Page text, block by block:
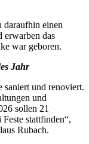
daraufhin einen
erwarben das
war geboren.
Jahr
saniert und renoviert.
und
sollen 21
stattfinden“,
Rubach.